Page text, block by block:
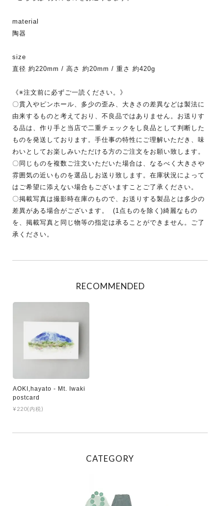
material
陶器
size
直径 約220mm / 高さ 約20mm / 重さ 約420g
《※注文前に必ずご一読ください。》
〇貫入やピンホール、多少の歪み、大きさの差異などは製法に
由来するものと考えており、不良品ではありません。お送りす
る品は、作り手と当店で二重チェックをし良品として判断した
ものを発送しております。手仕事の特性にご理解いただき、味
わいとしてお楽しみいただける方のご注文をお願い致します。
〇同じものを複数ご注文いただいた場合は、なるべく大きさや
雰囲気の近いものを選品しお送り致します。在庫状況によって
はご希望に添えない場合もございますことご了承ください。
〇掲載写真は撮影時在庫のもので、お送りする製品とは多少の
差異がある場合がございます。 (1点ものを除く)綺麗なもの
を、掲載写真と同じ物等の指定は承ることができません。ご了
承ください。
RECOMMENDED
AOKI,hayato - Mt. Iwaki
postcard
¥220(内税)
CATEGORY